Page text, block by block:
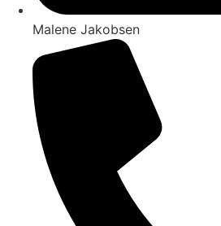
Malene Jakobsen